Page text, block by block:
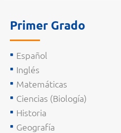
Primer Grado
Español
Inglés
Matemáticas
Ciencias (Biología)
Historia
Geografía